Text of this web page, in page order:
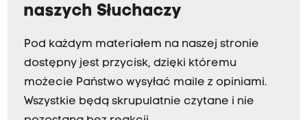
naszych Słuchaczy
Pod każdym materiałem na naszej stronie
dostępny jest przycisk, dzięki któremu
możecie Państwo wysyłać maile z opiniami.
Wszystkie będą skrupulatnie czytane i nie